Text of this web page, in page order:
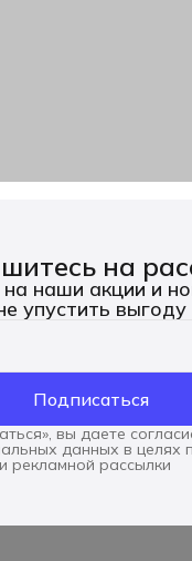
на
наши акции и
упустить выгоду
Подписаться
вы даете
данных в целях
рекламной рассылки